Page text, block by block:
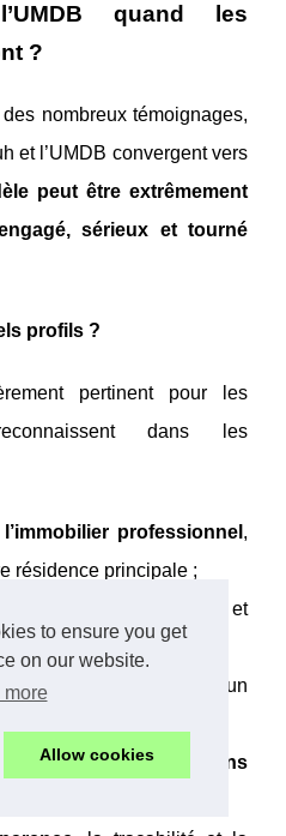
to ensure you get
on our website.
more
Allow cookies
quand les
?
nombreux témoignages,
et l’UMDB convergent vers
peut être extrêmement
sérieux et tourné
profils ?
pertinent pour les
dans les
professionnel ,
résidence principale ;
, et
du contenu » ;
forte
et cherchez un
modèle marchand de biens